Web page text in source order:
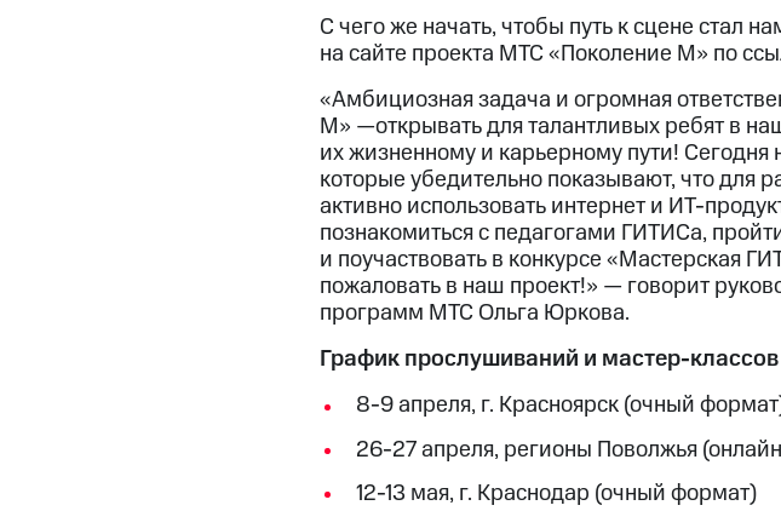
С чего же начать, чтобы путь к сцене стал
на сайте проекта МТС «Поколение М» по
«Амбициозная задача и огромная
М» —открывать для талантливых ребят в
их жизненному и карьерному пути!
которые убедительно показывают, что для
активно использовать интернет и ИТ-
познакомиться с педагогами ГИТИСа,
и поучаствовать в конкурсе «Мастерская
пожаловать в наш проект!» — говорит
программ МТС Ольга Юркова.
График прослушиваний и мастер-
8-9 апреля, г. Красноярск (очный
26-27 апреля, регионы Поволжья
12-13 мая, г. Краснодар (очный формат)